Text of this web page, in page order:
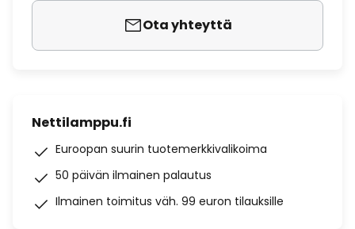
Ota yhteyttä
Nettilamppu.fi
Euroopan suurin tuotemerkkivalikoima
50 päivän ilmainen palautus
Ilmainen toimitus väh. 99 euron tilauksille